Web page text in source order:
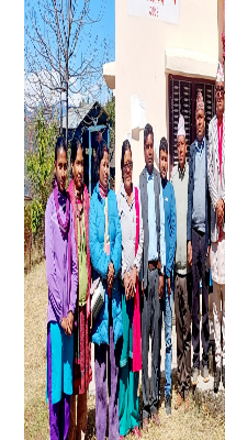
Previous